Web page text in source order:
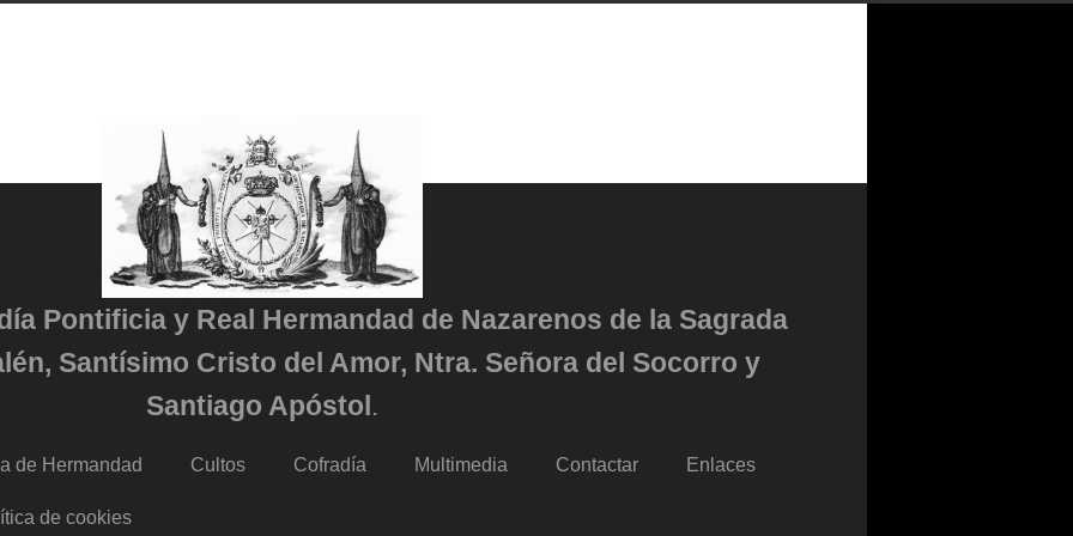
Pontificia y Real Hermandad de Nazarenos de la Sagrada
Santísimo Cristo del Amor, Ntra. Señora del Socorro y
Santiago Apóstol.
de Hermandad Cultos Cofradía Multimedia Contactar Enlaces
de cookies